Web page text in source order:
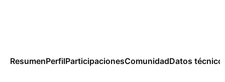
ResumenPerfilParticipacionesComunidadDatos